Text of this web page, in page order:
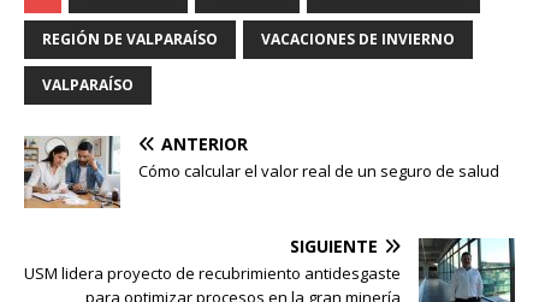
REGIÓN DE VALPARAÍSO VACACIONES DE INVIERNO
VALPARAÍSO
ANTERIOR
Cómo calcular el valor real de un seguro de salud
SIGUIENTE
USM lidera proyecto de recubrimiento antidesgaste
para optimizar procesos en la gran minería